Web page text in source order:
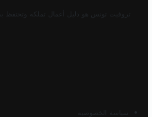
تروفيت تونس هو دليل أعمال تملكه وتحتفظ
سياسة الخصوصية